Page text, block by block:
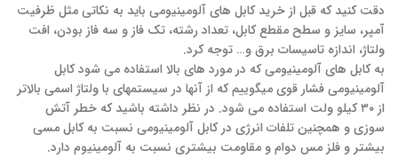
دقت کنید که قبل از خرید کابل های آلومینیومی باید به نکاتی مثل ظرفیت
آمپر، سایز و سطح مقطع کابل، تعداد رشته، تک فاز و سه فاز بودن، افت
ولتاژ، اندازه تاسیسات برق و… توجه کرد.
به کابل های آلومینیومی که در مورد های بالا استفاده می شود کابل
آلومینیومی فشار قوی میگوییم که از آنها در سیستمهای با ولتاژ اسمی بالاتر
از ۳۰ کیلو ولت استفاده می شود. در نظر داشته باشید که خطر آتش
سوزی و همچنین تلفات انرژی در کابل آلومینیومی نسبت به کابل مسی
بیشتر و فلز مس دوام و مقاومت بیشتری نسبت به آلومینیوم دارد.